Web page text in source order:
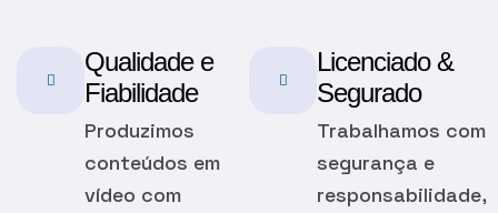
Qualidade e
Fiabilidade
Produzimos
conteúdos em
vídeo com
Licenciado &
Segurado
Trabalhamos com
segurança e
responsabilidade,